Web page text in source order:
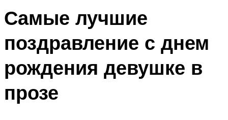
Самые лучшие
поздравление с днем
рождения девушке в
прозе